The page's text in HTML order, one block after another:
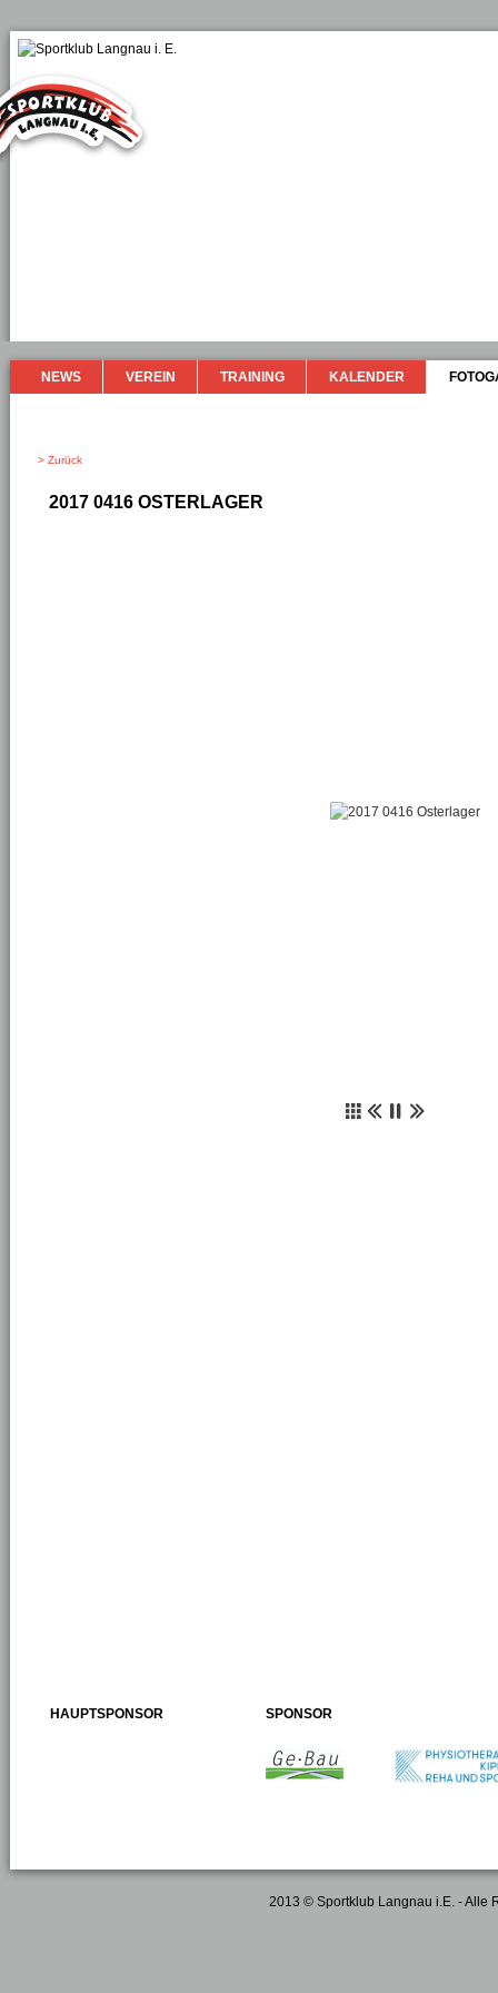
NEWS VEREIN TRAINING KALENDER
> Zurück
2017 0416 OSTERLAGER
HAUPTSPONSOR SPONSOR
2013 © Sportklub Langnau i.E. - Alle